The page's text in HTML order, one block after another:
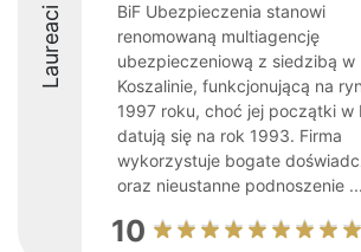
Laureaci
BiF Ubezpieczenia stanowi
renomowaną multiagencję
ubezpieczeniową z siedzibą w
Koszalinie, funkcjonującą na
1997 roku, choć jej początki w
datują się na rok 1993. Firma
wykorzystuje bogate
oraz nieustanne podnoszenie ...
10